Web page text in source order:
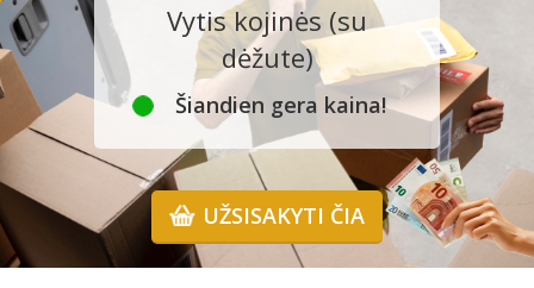
Vytis kojinės (su
dėžute)
Šiandien gera kaina!
UŽSISAKYTI ČIA